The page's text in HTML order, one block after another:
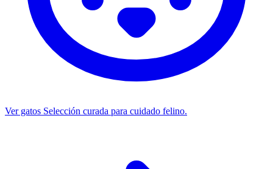
Ver gatos Selección curada para cuidado felino.